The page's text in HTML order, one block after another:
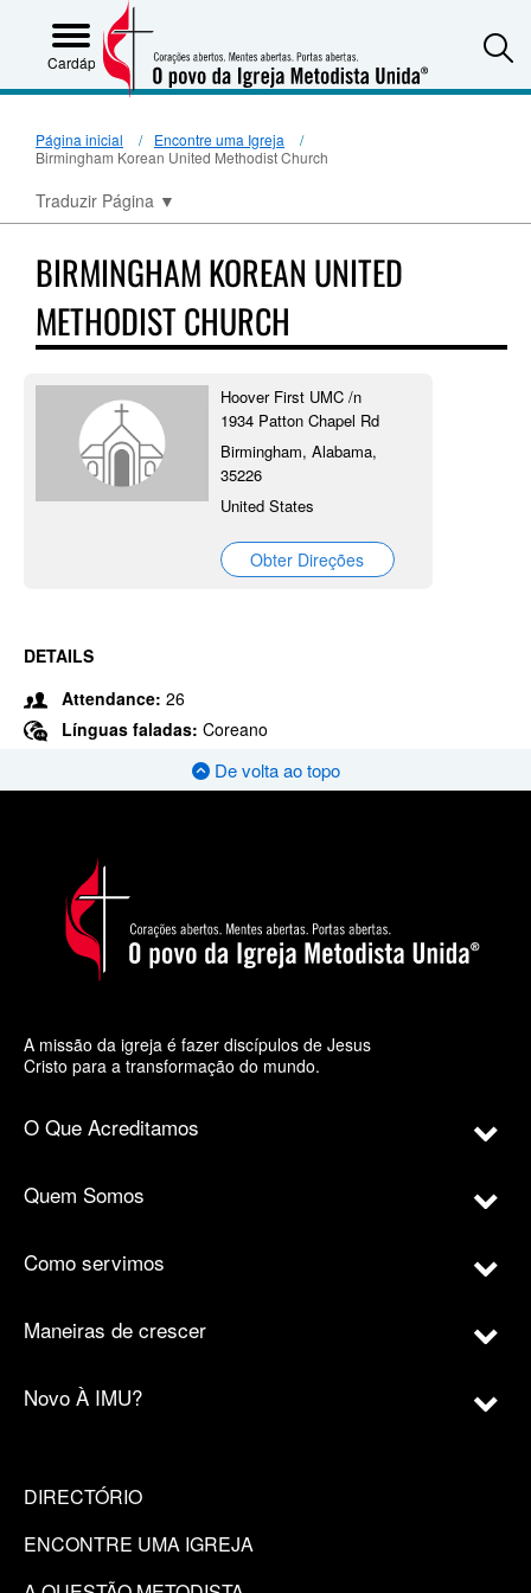
Cardápio
Página inicial
Encontre uma Igreja
Birmingham Korean United Methodist Church
Traduzir Página ▼
BIRMINGHAM KOREAN UNITED
METHODIST CHURCH
Hoover First UMC /n
1934 Patton Chapel Rd
Birmingham, Alabama,
35226
United States
Obter Direções
DETAILS
Attendance: 26
Línguas faladas: Coreano
De volta ao topo
A missão da igreja é fazer discípulos de Jesus
Cristo para a transformação do mundo.
O Que Acreditamos
Quem Somos
Como servimos
Maneiras de crescer
Novo À IMU?
DIRECTÓRIO
ENCONTRE UMA IGREJA